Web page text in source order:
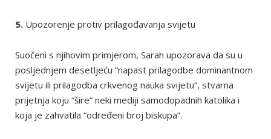
5. Upozorenje protiv prilagođavanja svijetu
Suočeni s njihovim primjerom, Sarah upozorava da su u
posljednjem desetljeću “napast prilagodbe dominantnom
svijetu ili prilagodba crkvenog nauka svijetu”, stvarna
prijetnja koju “šire” neki mediji samodopadnih katolika i
koja je zahvatila “određeni broj biskupa”.